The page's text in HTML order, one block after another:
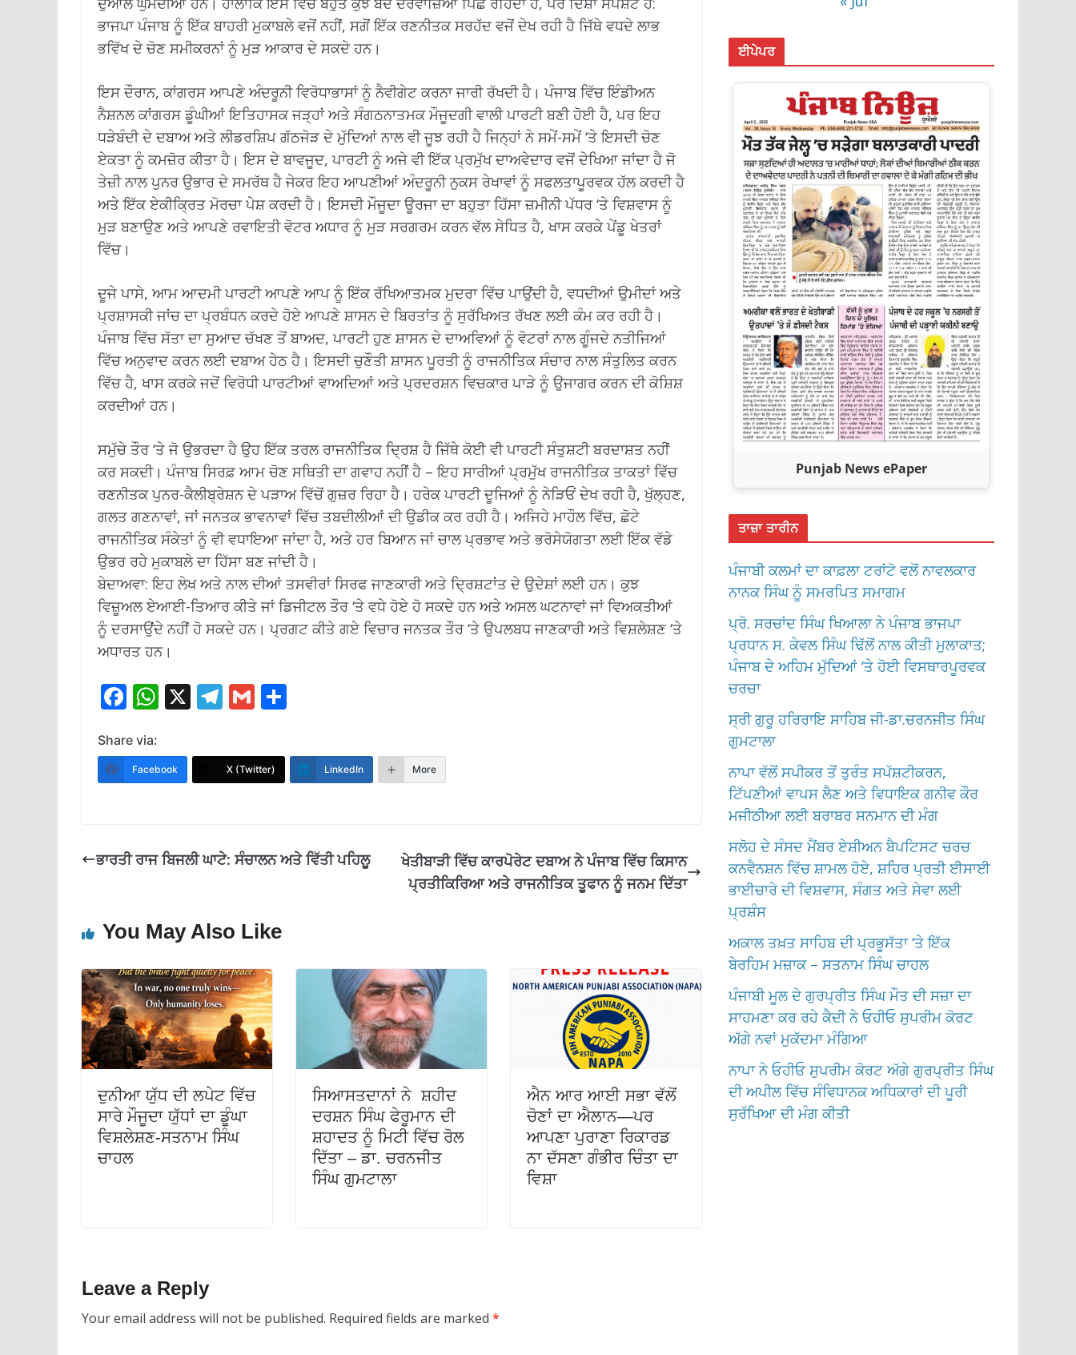
ਭਾਜਪਾ ਪੰਜਾਬ ਨੂੰ ਇੱਕ ਬਾਹਰੀ ਮੁਕਾਬਲੇ ਵਜੋਂ ਨਹੀਂ, ਸਗੋਂ ਇੱਕ ਰਣਨੀਤਕ ਸਰਹੱਦ ਵਜੋਂ ਦੇਖ ਰਹੀ ਹੈ ਜਿੱਥੇ ਵਧਦੇ ਲਾਭ
ਭਵਿੱਖ ਦੇ ਚੋਣ ਸਮੀਕਰਨਾਂ ਨੂੰ ਮੁੜ ਆਕਾਰ ਦੇ ਸਕਦੇ ਹਨ।
ਇਸ ਦੌਰਾਨ, ਕਾਂਗਰਸ ਆਪਣੇ ਅੰਦਰੂਨੀ ਵਿਰੋਧਾਭਾਸਾਂ ਨੂੰ ਨੈਵੀਗੇਟ ਕਰਨਾ ਜਾਰੀ ਰੱਖਦੀ ਹੈ। ਪੰਜਾਬ ਵਿੱਚ ਇੰਡੀਅਨ
ਨੈਸ਼ਨਲ ਕਾਂਗਰਸ ਡੂੰਘੀਆਂ ਇਤਿਹਾਸਕ ਜੜ੍ਹਾਂ ਅਤੇ ਸੰਗਠਨਾਤਮਕ ਮੌਜੂਦਗੀ ਵਾਲੀ ਪਾਰਟੀ ਬਣੀ ਹੋਈ ਹੈ, ਪਰ ਇਹ
ਧੜੇਬੰਦੀ ਦੇ ਦਬਾਅ ਅਤੇ ਲੀਡਰਸ਼ਿਪ ਗੱਠਜੋੜ ਦੇ ਮੁੱਦਿਆਂ ਨਾਲ ਵੀ ਜੂਝ ਰਹੀ ਹੈ ਜਿਨ੍ਹਾਂ ਨੇ ਸਮੇਂ-ਸਮੇਂ ‘ਤੇ ਇਸਦੀ ਚੋਣ
ਏਕਤਾ ਨੂੰ ਕਮਜ਼ੋਰ ਕੀਤਾ ਹੈ। ਇਸ ਦੇ ਬਾਵਜੂਦ, ਪਾਰਟੀ ਨੂੰ ਅਜੇ ਵੀ ਇੱਕ ਪ੍ਰਮੁੱਖ ਦਾਅਵੇਦਾਰ ਵਜੋਂ ਦੇਖਿਆ ਜਾਂਦਾ ਹੈ ਜੋ
ਤੇਜ਼ੀ ਨਾਲ ਪੁਨਰ ਉਭਾਰ ਦੇ ਸਮਰੱਥ ਹੈ ਜੇਕਰ ਇਹ ਆਪਣੀਆਂ ਅੰਦਰੂਨੀ ਨੁਕਸ ਰੇਖਾਵਾਂ ਨੂੰ ਸਫਲਤਾਪੂਰਵਕ ਹੱਲ ਕਰਦੀ ਹੈ
ਅਤੇ ਇੱਕ ਏਕੀਕ੍ਰਿਤ ਮੋਰਚਾ ਪੇਸ਼ ਕਰਦੀ ਹੈ। ਇਸਦੀ ਮੌਜੂਦਾ ਊਰਜਾ ਦਾ ਬਹੁਤਾ ਹਿੱਸਾ ਜ਼ਮੀਨੀ ਪੱਧਰ ‘ਤੇ ਵਿਸ਼ਵਾਸ ਨੂੰ
ਮੁੜ ਬਣਾਉਣ ਅਤੇ ਆਪਣੇ ਰਵਾਇਤੀ ਵੋਟਰ ਅਧਾਰ ਨੂੰ ਮੁੜ ਸਰਗਰਮ ਕਰਨ ਵੱਲ ਸੇਧਿਤ ਹੈ, ਖਾਸ ਕਰਕੇ ਪੇਂਡੂ ਖੇਤਰਾਂ
ਵਿੱਚ।
ਦੂਜੇ ਪਾਸੇ, ਆਮ ਆਦਮੀ ਪਾਰਟੀ ਆਪਣੇ ਆਪ ਨੂੰ ਇੱਕ ਰੱਖਿਆਤਮਕ ਮੁਦਰਾ ਵਿੱਚ ਪਾਉਂਦੀ ਹੈ, ਵਧਦੀਆਂ ਉਮੀਦਾਂ ਅਤੇ
ਪ੍ਰਸ਼ਾਸਕੀ ਜਾਂਚ ਦਾ ਪ੍ਰਬੰਧਨ ਕਰਦੇ ਹੋਏ ਆਪਣੇ ਸ਼ਾਸਨ ਦੇ ਬਿਰਤਾਂਤ ਨੂੰ ਸੁਰੱਖਿਅਤ ਰੱਖਣ ਲਈ ਕੰਮ ਕਰ ਰਹੀ ਹੈ।
ਪੰਜਾਬ ਵਿੱਚ ਸੱਤਾ ਦਾ ਸੁਆਦ ਚੱਖਣ ਤੋਂ ਬਾਅਦ, ਪਾਰਟੀ ਹੁਣ ਸ਼ਾਸਨ ਦੇ ਦਾਅਵਿਆਂ ਨੂੰ ਵੋਟਰਾਂ ਨਾਲ ਗੂੰਜਦੇ ਨਤੀਜਿਆਂ
ਵਿੱਚ ਅਨੁਵਾਦ ਕਰਨ ਲਈ ਦਬਾਅ ਹੇਠ ਹੈ। ਇਸਦੀ ਚੁਣੌਤੀ ਸ਼ਾਸਨ ਪੂਰਤੀ ਨੂੰ ਰਾਜਨੀਤਿਕ ਸੰਚਾਰ ਨਾਲ ਸੰਤੁਲਿਤ ਕਰਨ
ਵਿੱਚ ਹੈ, ਖਾਸ ਕਰਕੇ ਜਦੋਂ ਵਿਰੋਧੀ ਪਾਰਟੀਆਂ ਵਾਅਦਿਆਂ ਅਤੇ ਪ੍ਰਦਰਸ਼ਨ ਵਿਚਕਾਰ ਪਾੜੇ ਨੂੰ ਉਜਾਗਰ ਕਰਨ ਦੀ ਕੋਸ਼ਿਸ਼
ਕਰਦੀਆਂ ਹਨ।
ਸਮੁੱਚੇ ਤੌਰ ‘ਤੇ ਜੋ ਉਭਰਦਾ ਹੈ ਉਹ ਇੱਕ ਤਰਲ ਰਾਜਨੀਤਿਕ ਦ੍ਰਿਸ਼ ਹੈ ਜਿੱਥੇ ਕੋਈ ਵੀ ਪਾਰਟੀ ਸੰਤੁਸ਼ਟੀ ਬਰਦਾਸ਼ਤ ਨਹੀਂ
ਕਰ ਸਕਦੀ। ਪੰਜਾਬ ਸਿਰਫ਼ ਆਮ ਚੋਣ ਸਥਿਤੀ ਦਾ ਗਵਾਹ ਨਹੀਂ ਹੈ – ਇਹ ਸਾਰੀਆਂ ਪ੍ਰਮੁੱਖ ਰਾਜਨੀਤਿਕ ਤਾਕਤਾਂ ਵਿੱਚ
ਰਣਨੀਤਕ ਪੁਨਰ-ਕੈਲੀਬ੍ਰੇਸ਼ਨ ਦੇ ਪੜਾਅ ਵਿੱਚੋਂ ਗੁਜ਼ਰ ਰਿਹਾ ਹੈ। ਹਰੇਕ ਪਾਰਟੀ ਦੂਜਿਆਂ ਨੂੰ ਨੇੜਿਓਂ ਦੇਖ ਰਹੀ ਹੈ, ਖੁੱਲ੍ਹਣ,
ਗਲਤ ਗਣਨਾਵਾਂ, ਜਾਂ ਜਨਤਕ ਭਾਵਨਾਵਾਂ ਵਿੱਚ ਤਬਦੀਲੀਆਂ ਦੀ ਉਡੀਕ ਕਰ ਰਹੀ ਹੈ। ਅਜਿਹੇ ਮਾਹੌਲ ਵਿੱਚ, ਛੋਟੇ
ਰਾਜਨੀਤਿਕ ਸੰਕੇਤਾਂ ਨੂੰ ਵੀ ਵਧਾਇਆ ਜਾਂਦਾ ਹੈ, ਅਤੇ ਹਰ ਬਿਆਨ ਜਾਂ ਚਾਲ ਪ੍ਰਭਾਵ ਅਤੇ ਭਰੋਸੇਯੋਗਤਾ ਲਈ ਇੱਕ ਵੱਡੇ
ਉਭਰ ਰਹੇ ਮੁਕਾਬਲੇ ਦਾ ਹਿੱਸਾ ਬਣ ਜਾਂਦੀ ਹੈ।
ਬੇਦਾਅਵਾ: ਇਹ ਲੇਖ ਅਤੇ ਨਾਲ ਦੀਆਂ ਤਸਵੀਰਾਂ ਸਿਰਫ ਜਾਣਕਾਰੀ ਅਤੇ ਦ੍ਰਿਸ਼ਟਾਂਤ ਦੇ ਉਦੇਸ਼ਾਂ ਲਈ ਹਨ। ਕੁਝ
ਵਿਜ਼ੂਅਲ ਏਆਈ-ਤਿਆਰ ਕੀਤੇ ਜਾਂ ਡਿਜੀਟਲ ਤੌਰ ‘ਤੇ ਵਧੇ ਹੋਏ ਹੋ ਸਕਦੇ ਹਨ ਅਤੇ ਅਸਲ ਘਟਨਾਵਾਂ ਜਾਂ ਵਿਅਕਤੀਆਂ
ਨੂੰ ਦਰਸਾਉਂਦੇ ਨਹੀਂ ਹੋ ਸਕਦੇ ਹਨ। ਪ੍ਰਗਟ ਕੀਤੇ ਗਏ ਵਿਚਾਰ ਜਨਤਕ ਤੌਰ ‘ਤੇ ਉਪਲਬਧ ਜਾਣਕਾਰੀ ਅਤੇ ਵਿਸ਼ਲੇਸ਼ਣ ‘ਤੇ
ਅਧਾਰਤ ਹਨ।
F
e
b
k
W
at
s
p
X T
e
gr
G
ai
l
ar
e
Share via:
Facebook X (Twitter) LinkedIn More
ਭਾਰਤੀ ਰਾਜ ਬਿਜਲੀ ਘਾਟੇ: ਸੰਚਾਲਨ ਅਤੇ ਵਿੱਤੀ ਪਹਿਲੂ
ਖੇਤੀਬਾੜੀ ਵਿੱਚ ਕਾਰਪੋਰੇਟ ਦਬਾਅ ਨੇ ਪੰਜਾਬ ਵਿੱਚ ਕਿਸਾਨ
ਪ੍ਰਤੀਕਿਰਿਆ ਅਤੇ ਰਾਜਨੀਤਿਕ ਤੂਫਾਨ ਨੂੰ ਜਨਮ ਦਿੱਤਾ
You May Also Like
ਦੁਨੀਆ ਯੁੱਧ ਦੀ ਲਪੇਟ ਵਿੱਚ
ਸਾਰੇ ਮੌਜੂਦਾ ਯੁੱਧਾਂ ਦਾ ਡੂੰਘਾ
ਵਿਸ਼ਲੇਸ਼ਣ-ਸਤਨਾਮ ਸਿੰਘ
ਚਾਹਲ
ਸਿਆਸਤਦਾਨਾਂ ਨੇ ਸ਼ਹੀਦ
ਦਰਸ਼ਨ ਸਿੰਘ ਫੇਰੂਮਾਨ ਦੀ
ਸ਼ਹਾਦਤ ਨੂੰ ਮਿਟੀ ਵਿੱਚ ਰੋਲ
ਦਿੱਤਾ – ਡਾ. ਚਰਨਜੀਤ
ਸਿੰਘ ਗੁਮਟਾਲਾ
ਐਨ ਆਰ ਆਈ ਸਭਾ ਵੱਲੋਂ
ਚੋਣਾਂ ਦਾ ਐਲਾਨ—ਪਰ
ਆਪਣਾ ਪੁਰਾਣਾ ਰਿਕਾਰਡ
ਨਾ ਦੱਸਣਾ ਗੰਭੀਰ ਚਿੰਤਾ ਦਾ
ਵਿਸ਼ਾ
Leave a Reply
Your email address will not be published. Required fields are marked *
ਈਪੇਪਰ
Punjab News ePaper
ਤਾਜ਼ਾ ਤਾਰੀਨ
ਪੰਜਾਬੀ ਕਲਮਾਂ ਦਾ ਕਾਫ਼ਲਾ ਟਰਾਂਟੋ ਵਲੋਂ ਨਾਵਲਕਾਰ
ਨਾਨਕ ਸਿੰਘ ਨੂੰ ਸਮਰਪਿਤ ਸਮਾਗਮ
ਪ੍ਰੋ. ਸਰਚਾਂਦ ਸਿੰਘ ਖਿਆਲਾ ਨੇ ਪੰਜਾਬ ਭਾਜਪਾ
ਪ੍ਰਧਾਨ ਸ. ਕੇਵਲ ਸਿੰਘ ਢਿੱਲੋਂ ਨਾਲ ਕੀਤੀ ਮੁਲਾਕਾਤ;
ਪੰਜਾਬ ਦੇ ਅਹਿਮ ਮੁੱਦਿਆਂ ‘ਤੇ ਹੋਈ ਵਿਸਥਾਰਪੂਰਵਕ
ਚਰਚਾ
ਸ੍ਰੀ ਗੁਰੂ ਹਰਿਰਾਇ ਸਾਹਿਬ ਜੀ-ਡਾ.ਚਰਨਜੀਤ ਸਿੰਘ
ਗੁਮਟਾਲਾ
ਨਾਪਾ ਵੱਲੋਂ ਸਪੀਕਰ ਤੋਂ ਤੁਰੰਤ ਸਪੱਸ਼ਟੀਕਰਨ,
ਟਿੱਪਣੀਆਂ ਵਾਪਸ ਲੈਣ ਅਤੇ ਵਿਧਾਇਕ ਗਨੀਵ ਕੌਰ
ਮਜੀਠੀਆ ਲਈ ਬਰਾਬਰ ਸਨਮਾਨ ਦੀ ਮੰਗ
ਸਲੋਹ ਦੇ ਸੰਸਦ ਮੈਂਬਰ ਏਸ਼ੀਅਨ ਬੈਪਟਿਸਟ ਚਰਚ
ਕਨਵੈਨਸ਼ਨ ਵਿੱਚ ਸ਼ਾਮਲ ਹੋਏ, ਸ਼ਹਿਰ ਪ੍ਰਤੀ ਈਸਾਈ
ਭਾਈਚਾਰੇ ਦੀ ਵਿਸ਼ਵਾਸ, ਸੰਗਤ ਅਤੇ ਸੇਵਾ ਲਈ
ਪ੍ਰਸ਼ੰਸ
ਅਕਾਲ ਤਖ਼ਤ ਸਾਹਿਬ ਦੀ ਪ੍ਰਭੂਸੱਤਾ ‘ਤੇ ਇੱਕ
ਬੇਰਹਿਮ ਮਜ਼ਾਕ – ਸਤਨਾਮ ਸਿੰਘ ਚਾਹਲ
ਪੰਜਾਬੀ ਮੂਲ ਦੇ ਗੁਰਪ੍ਰੀਤ ਸਿੰਘ ਮੌਤ ਦੀ ਸਜ਼ਾ ਦਾ
ਸਾਹਮਣਾ ਕਰ ਰਹੇ ਕੈਦੀ ਨੇ ਓਹੀਓ ਸੁਪਰੀਮ ਕੋਰਟ
ਅੱਗੇ ਨਵਾਂ ਮੁਕੱਦਮਾ ਮੰਗਿਆ
ਨਾਪਾ ਨੇ ਓਹੀਓ ਸੁਪਰੀਮ ਕੋਰਟ ਅੱਗੇ ਗੁਰਪ੍ਰੀਤ ਸਿੰਘ
ਦੀ ਅਪੀਲ ਵਿੱਚ ਸੰਵਿਧਾਨਕ ਅਧਿਕਾਰਾਂ ਦੀ ਪੂਰੀ
ਸੁਰੱਖਿਆ ਦੀ ਮੰਗ ਕੀਤੀ